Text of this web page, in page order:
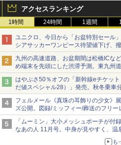
アクセスランキング
1時間 24時間 1週間
ユニクロ、今日から「お盆特別セール
シアサッカーワンピース待望値下げ、
ショーツは1990円に
九州の高速道路、お盆期間は松橋ICな
め端末を先頭にした渋滞予測。東九州
回は料金調整を実施
はやぶさ50％オフの「新幹線eチケット
だ値スペシャル28）」発売。秋冬乗車
ねっと限定
フェルメール《真珠の耳飾りの少女》
ズ公開。図録/ミッフィー/葬送のフリー
か、注目ブランドコラボが実現
「ムーミン」大小メッシュポーチが付
なあの人 11月号。中身が見やすく、温
も